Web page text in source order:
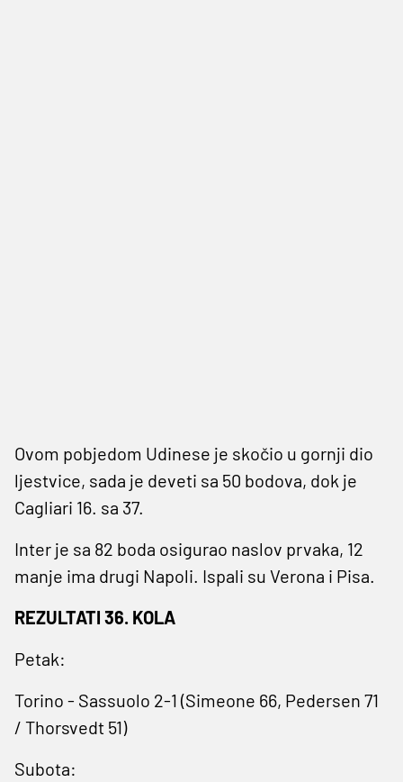
Ovom pobjedom Udinese je skočio u gornji dio
ljestvice, sada je deveti sa 50 bodova, dok je
Cagliari 16. sa 37.
Inter je sa 82 boda osigurao naslov prvaka, 12
manje ima drugi Napoli. Ispali su Verona i Pisa.
REZULTATI 36. KOLA
Petak:
Torino - Sassuolo 2-1 (Simeone 66, Pedersen 71
/ Thorsvedt 51)
Subota: